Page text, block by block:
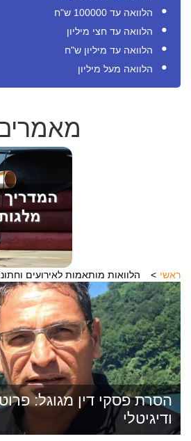
הלוואה עד 100000 ש"ח
הלוואה עד חצי מיליון
הלוואה עד מיליון ש"ח
הלוואה מעל מיליון
ראשי הלוואות מותאמות לאירועים
הסרת פסקי דין מגוגל:
ודיגיטלי